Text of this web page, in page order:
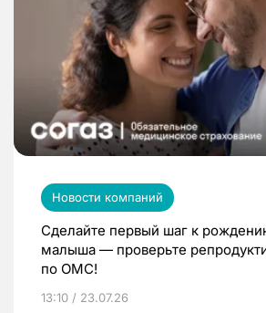
Новости компаний
Сделайте первый шаг к
малыша — проверьте
по ОМС!
13:10 / 23.07.26